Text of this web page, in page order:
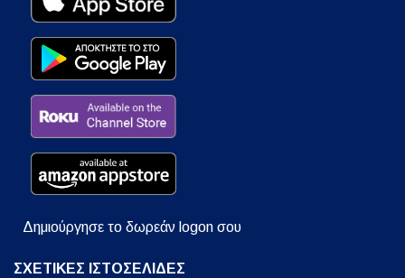
Δημιούργησε το δωρεάν logon σου
ΣΧΕΤΙΚΕΣ ΙΣΤΟΣΕΛΙΔΕΣ